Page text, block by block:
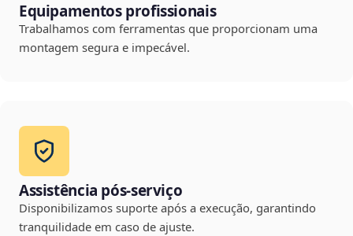
Equipamentos profissionais
Trabalhamos com ferramentas que proporcionam uma
montagem segura e impecável.
Assistência pós-serviço
Disponibilizamos suporte após a execução, garantindo
tranquilidade em caso de ajuste.